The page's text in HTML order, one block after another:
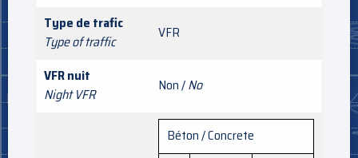
Type de trafic
Type of traffic
VFR
VFR nuit
Night VFR
Non /No
Béton / Concrete